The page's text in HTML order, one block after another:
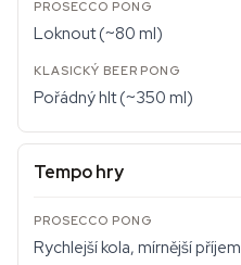
Loknout (~80 ml)
Pořádný hlt (~350 ml)
Tempo hry
Rychlejší kola, mírnější příjem